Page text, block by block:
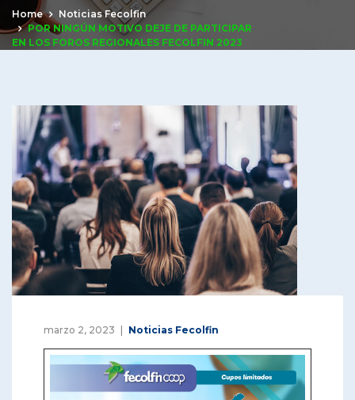
Home
Noticias Fecolfin
POR NINGÚN MOTIVO DEJE DE PARTICIPAR
EN LOS FOROS REGIONALES FECOLFIN 2023
marzo 2, 2023 Noticias Fecolfin